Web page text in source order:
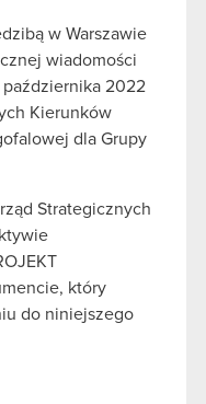
w Warszawie
wiadomości
2022
Kierunków
dla Grupy
Strategicznych
który
do niniejszego